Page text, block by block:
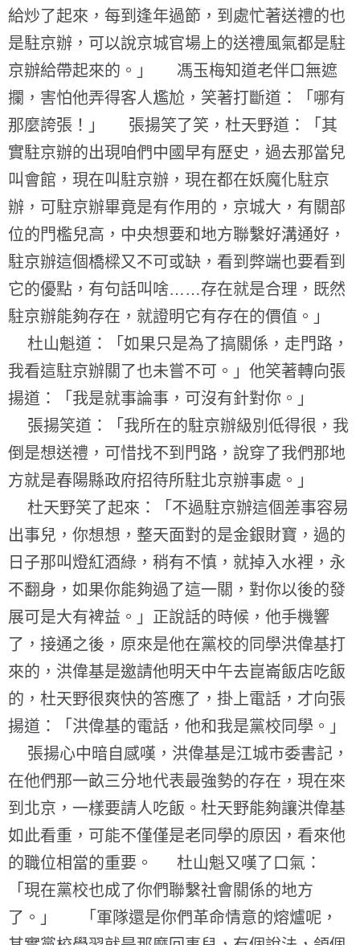
給炒了起來，每到逢年過節，到處忙著送禮的也
是駐京辦，可以說京城官場上的送禮風氣都是駐
京辦給帶起來的。」 馮玉梅知道老伴口無遮
攔，害怕他弄得客人尷尬，笑著打斷道：「哪有
那麼誇張！」 張揚笑了笑，杜天野道：「其
實駐京辦的出現咱們中國早有歷史，過去那當兒
叫會館，現在叫駐京辦，現在都在妖魔化駐京
辦，可駐京辦畢竟是有作用的，京城大，有關部
位的門檻兒高，中央想要和地方聯繫好溝通好，
駐京辦這個橋樑又不可或缺，看到弊端也要看到
它的優點，有句話叫啥……存在就是合理，既然
駐京辦能夠存在，就證明它有存在的價值。」
杜山魁道：「如果只是為了搞關係，走門路，
我看這駐京辦關了也未嘗不可。」他笑著轉向張
揚道：「我是就事論事，可沒有針對你。」
張揚笑道：「我所在的駐京辦級別低得很，我
倒是想送禮，可惜找不到門路，說穿了我們那地
方就是春陽縣政府招待所駐北京辦事處。」
杜天野笑了起來：「不過駐京辦這個差事容易
出事兒，你想想，整天面對的是金銀財寶，過的
日子那叫燈紅酒綠，稍有不慎，就掉入水裡，永
不翻身，如果你能夠過了這一關，對你以後的發
展可是大有裨益。」正說話的時候，他手機響
了，接通之後，原來是他在黨校的同學洪偉基打
來的，洪偉基是邀請他明天中午去崑崙飯店吃飯
的，杜天野很爽快的答應了，掛上電話，才向張
揚道：「洪偉基的電話，他和我是黨校同學。」
張揚心中暗自感嘆，洪偉基是江城市委書記，
在他們那一畝三分地代表最強勢的存在，現在來
到北京，一樣要請人吃飯。杜天野能夠讓洪偉基
如此看重，可能不僅僅是老同學的原因，看來他
的職位相當的重要。 杜山魁又嘆了口氣：
「現在黨校也成了你們聯繫社會關係的地方
了。」 「軍隊還是你們革命情意的熔爐呢，